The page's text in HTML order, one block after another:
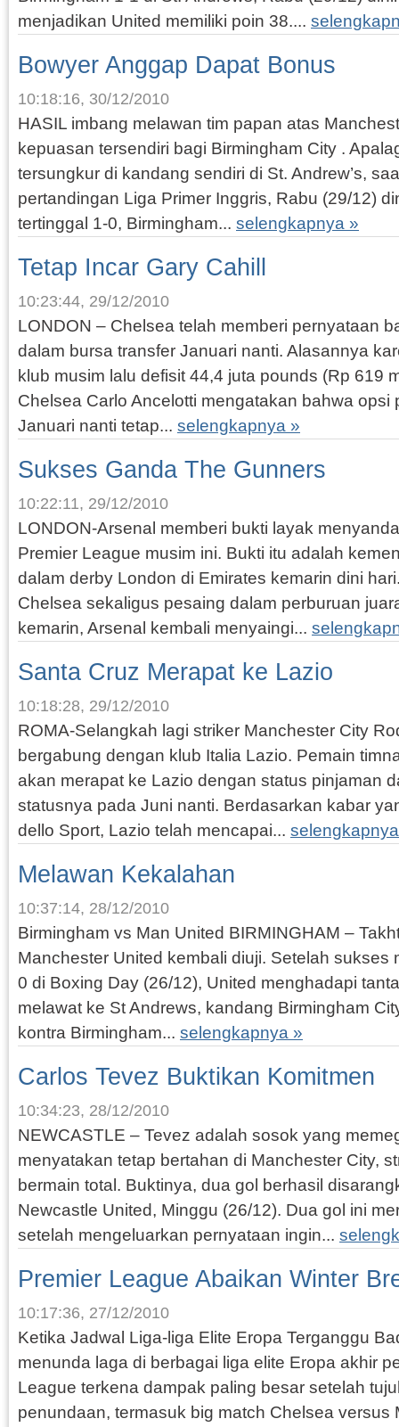
menjadikan United memiliki poin 38....
Bowyer Anggap Dapat Bonus
10:18:16, 30/12/2010
HASIL imbang melawan tim papan atas
kepuasan tersendiri bagi Birmingham City .
tersungkur di kandang sendiri di St. Andrew’s,
pertandingan Liga Primer Inggris, Rabu (29/12)
tertinggal 1-0, Birmingham... selengkapnya »
Tetap Incar Gary Cahill
10:23:44, 29/12/2010
LONDON – Chelsea telah memberi pernyataan
dalam bursa transfer Januari nanti. Alasannya
klub musim lalu defisit 44,4 juta pounds (Rp 619
Chelsea Carlo Ancelotti mengatakan bahwa opsi
Januari nanti tetap... selengkapnya »
Sukses Ganda The Gunners
10:22:11, 29/12/2010
LONDON-Arsenal memberi bukti layak
Premier League musim ini. Bukti itu adalah
dalam derby London di Emirates kemarin dini
Chelsea sekaligus pesaing dalam perburuan
kemarin, Arsenal kembali menyaingi...
Santa Cruz Merapat ke Lazio
10:18:28, 29/12/2010
ROMA-Selangkah lagi striker Manchester City
bergabung dengan klub Italia Lazio. Pemain
akan merapat ke Lazio dengan status pinjaman
statusnya pada Juni nanti. Berdasarkan kabar
dello Sport, Lazio telah mencapai...
Melawan Kekalahan
10:37:14, 28/12/2010
Birmingham vs Man United BIRMINGHAM –
Manchester United kembali diuji. Setelah sukses
0 di Boxing Day (26/12), United menghadapi
melawat ke St Andrews, kandang Birmingham
kontra Birmingham... selengkapnya »
Carlos Tevez Buktikan Komitmen
10:34:23, 28/12/2010
NEWCASTLE – Tevez adalah sosok yang
menyatakan tetap bertahan di Manchester City,
bermain total. Buktinya, dua gol berhasil
Newcastle United, Minggu (26/12). Dua gol ini
setelah mengeluarkan pernyataan ingin...
Premier League Abaikan Winter
10:17:36, 27/12/2010
Ketika Jadwal Liga-liga Elite Eropa Terganggu
menunda laga di berbagai liga elite Eropa akhir
League terkena dampak paling besar setelah
penundaan, termasuk big match Chelsea versus